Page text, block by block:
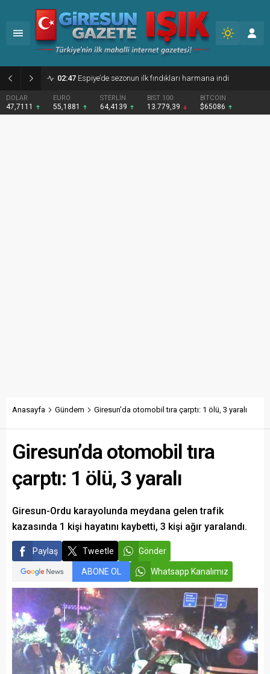
02:47 Espiye’de sezonun ilk fındıkları harmana indi
DOLAR
47,7111
EURO
55,1881
STERLİN
64,4139
BIST 100
13.779,39
BITCOIN
$65086
Anasayfa Gündem Giresun’da otomobil tıra çarptı: 1 ölü, 3 yaralı
Giresun’da otomobil tıra
çarptı: 1 ölü, 3 yaralı
Giresun-Ordu karayolunda meydana gelen trafik
kazasında 1 kişi hayatını kaybetti, 3 kişi ağır yaralandı.
Paylaş Tweetle Gönder
ABONE OL Whatsapp Kanalımız